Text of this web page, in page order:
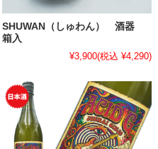
SHUWAN（しゅわん） 酒器
箱入
¥3,900(税込 ¥4,290)